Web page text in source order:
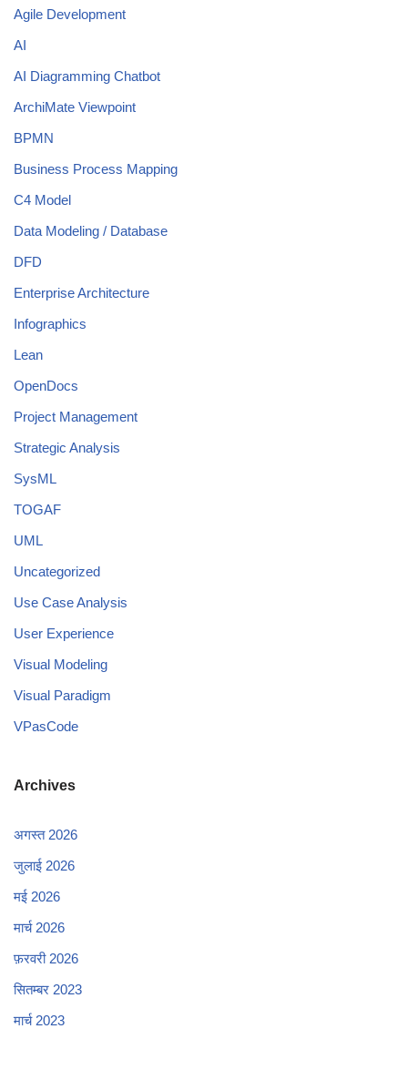
Agile Development
AI
AI Diagramming Chatbot
ArchiMate Viewpoint
BPMN
Business Process Mapping
C4 Model
Data Modeling / Database
DFD
Enterprise Architecture
Infographics
Lean
OpenDocs
Project Management
Strategic Analysis
SysML
TOGAF
UML
Uncategorized
Use Case Analysis
User Experience
Visual Modeling
Visual Paradigm
VPasCode
Archives
अगस्त 2026
जुलाई 2026
मई 2026
मार्च 2026
फ़रवरी 2026
सितम्बर 2023
मार्च 2023